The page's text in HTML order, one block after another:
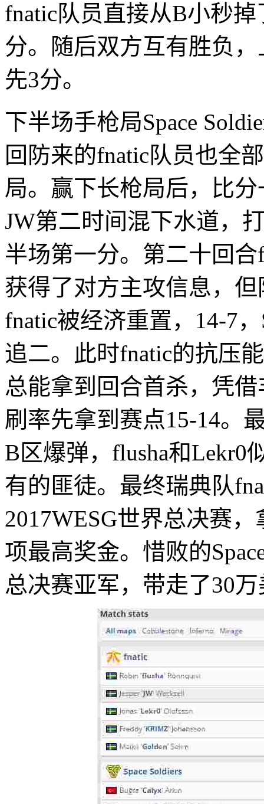
fnatic队员直接从B小秒
分。随后双方互有胜负
先3分。
下半场手枪局Space
回防来的fnatic队员也全
局。赢下长枪局后，比
JW第二时间混下水道，
半场第一分。第二十回
获得了对方主攻信息，
fnatic被经济重置，14-7
追二。此时fnatic的抗压
总能拿到回合首杀，凭
刷率先拿到赛点15-14。
B区爆弹，flusha和Lekr0
有的匪徒。最终瑞典队
2017WESG世界总决赛
项最高奖金。惜败的
总决赛亚军，带走了30